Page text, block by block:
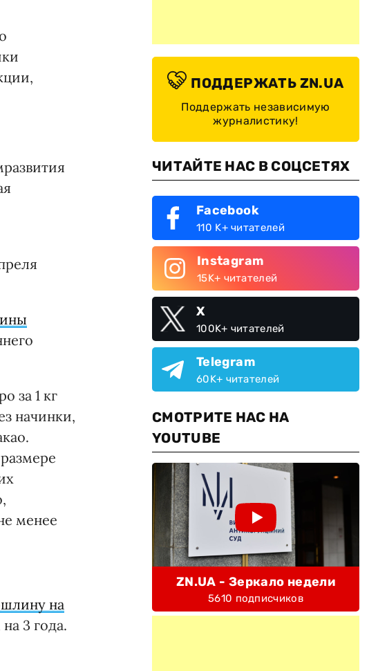
за 1 кг
начинки,
менее
на
3 года.
ПОДДЕРЖАТЬ ZN.UA
Поддержать независимую
журналистику!
ЧИТАЙТЕ НАС В СОЦСЕТЯХ
Facebook
110 K+ читателей
Instagram
15K+ читателей
X
100K+ читателей
Telegram
60K+ читателей
СМОТРИТЕ НАС НА
YOUTUBE
ZN.UA - Зеркало недели
5610 подписчиков